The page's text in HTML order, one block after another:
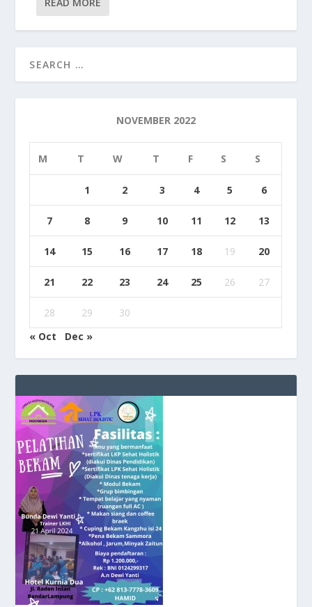
READ MORE
NOVEMBER 2022
M T W T F S S
1 2 3 4 5 6
7 8 9 10 11 12 13
14 15 16 17 18 19 20
21 22 23 24 25 26 27
28 29
30
« Oct
Dec »